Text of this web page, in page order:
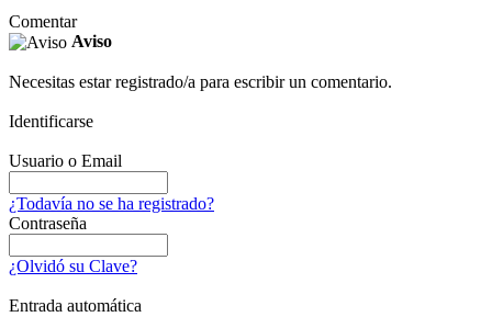
Comentar
Aviso
Necesitas estar registrado/a para escribir un comentario.
Identificarse
Usuario o Email
¿Todavía no se ha registrado?
Contraseña
¿Olvidó su Clave?
Entrada automática